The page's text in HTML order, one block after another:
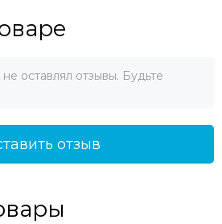
оставлял отзывы. Будьте
отзыв